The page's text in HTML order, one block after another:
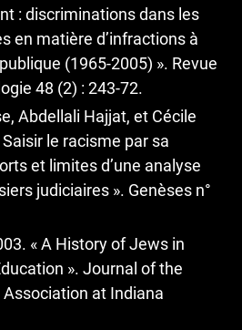
: discriminations dans les
en matière d’infractions à
(1965-2005) ». Revue
48 (2) : 243‑72.
Abdellali Hajjat, et Cécile
le racisme par sa
et limites d’une analyse
judiciaires ». Genèses n°
« A History of Jews in
». Journal of the
at Indiana